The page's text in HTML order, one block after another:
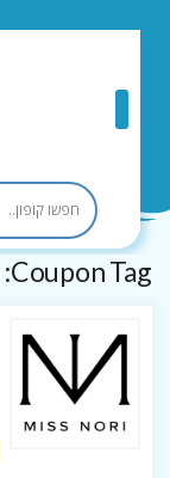
Coupon Tag: